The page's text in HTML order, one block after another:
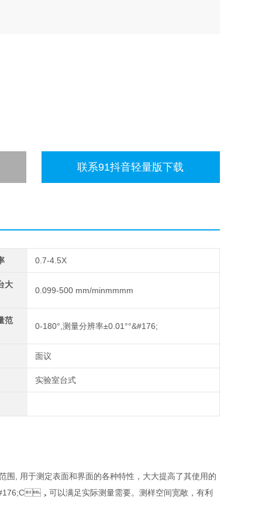
联系91抖音轻量版下载
0.7-4.5X
大
0.099-500 mm/minmmmm
范
0-180°,测量分辨率±0.01°°&#176;
面议
实验室台式
用于测定表面和界面的各种特性，大大提高了其使用的
，可以满足实际测量需要。测样空间宽敞，有利